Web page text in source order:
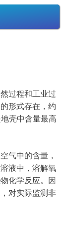
过程和工业过
形式存在，约
壳中含量最高
气中的含量，
液中，溶解氧
化学反应。因
对实际监测非